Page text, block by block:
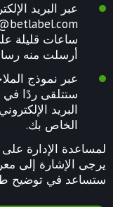
عبر البريد
ساعات قليلة
أرسلت منه
عبر نموذج
ستتلقى ردًا
البريد
الخاص بك.
لمساعدة الإدارة
يرجى الإشارة إلى
ستساعد في توضيح